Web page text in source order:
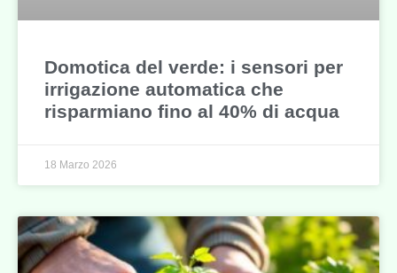
Domotica del verde: i sensori per
irrigazione automatica che
risparmiano fino al 40% di acqua
18 Marzo 2026